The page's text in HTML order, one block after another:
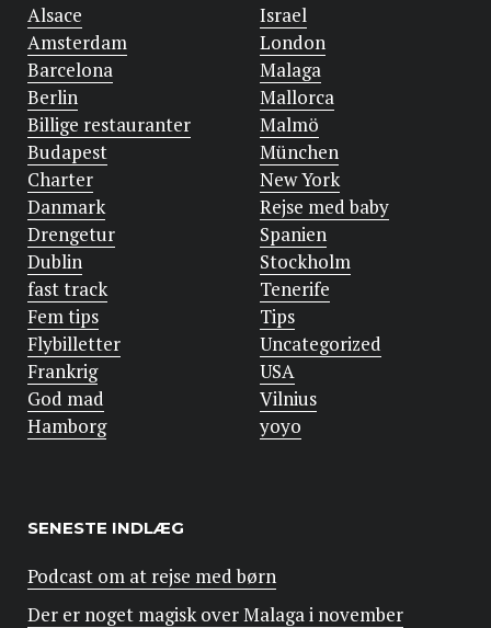
Alsace
Amsterdam
Barcelona
Berlin
Billige restauranter
Budapest
Charter
Danmark
Drengetur
Dublin
fast track
Fem tips
Flybilletter
Frankrig
God mad
Hamborg
Israel
London
Malaga
Mallorca
Malmö
München
New York
Rejse med baby
Spanien
Stockholm
Tenerife
Tips
Uncategorized
USA
Vilnius
yoyo
SENESTE INDLÆG
Podcast om at rejse med børn
Der er noget magisk over Malaga i november